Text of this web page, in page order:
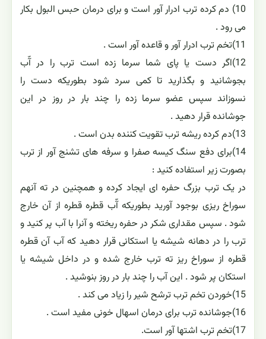
10) دم کرده ترب ادرار آور است و برای درمان حبس البول بکار
می رود .
11)تخم ترب ادرار آور و قاعده آور است .
12)اگر دست یا پای شما سرما زده است ترب را در آّب
بجوشانید و بگذارید تا کمی سرد شود بطوریکه دست را
نسوزاند سپس عضو سرما زده را چند بار در روز در این
جوشانده قرار دهید .
13)دم کرده ریشه ترب تقویت کننده بدن است .
14)برای دفع سنگ کیسه صفرا و سرفه های تشنج آور از ترب
بصورت زیر استفاده کنید :
در یک ترب بزرگ حفره ای ایجاد کرده و همچنین در ته آنهم
سوراخ ریزی بوجود آورید بطوریکه آّب قطره قطره از آن خارج
شود . سپس مقداری شکر در حفره ریخته و آنرا با آب پر کنید و
ترب را در دهانه شیشه یا استکانی قرار دهید که آب آن قطره
قطره از سوراخ ریز ته ترب خارج شده و در داخل شیشه یا
استکان پر شود . این آب را چند بار در روز بنوشید .
15)خوردن تخم ترب ترشح شیر را زیاد می کند .
16)جوشانده ترب برای درمان اسهال خونی مفید است .
17)تخم ترب اشتها آور است.